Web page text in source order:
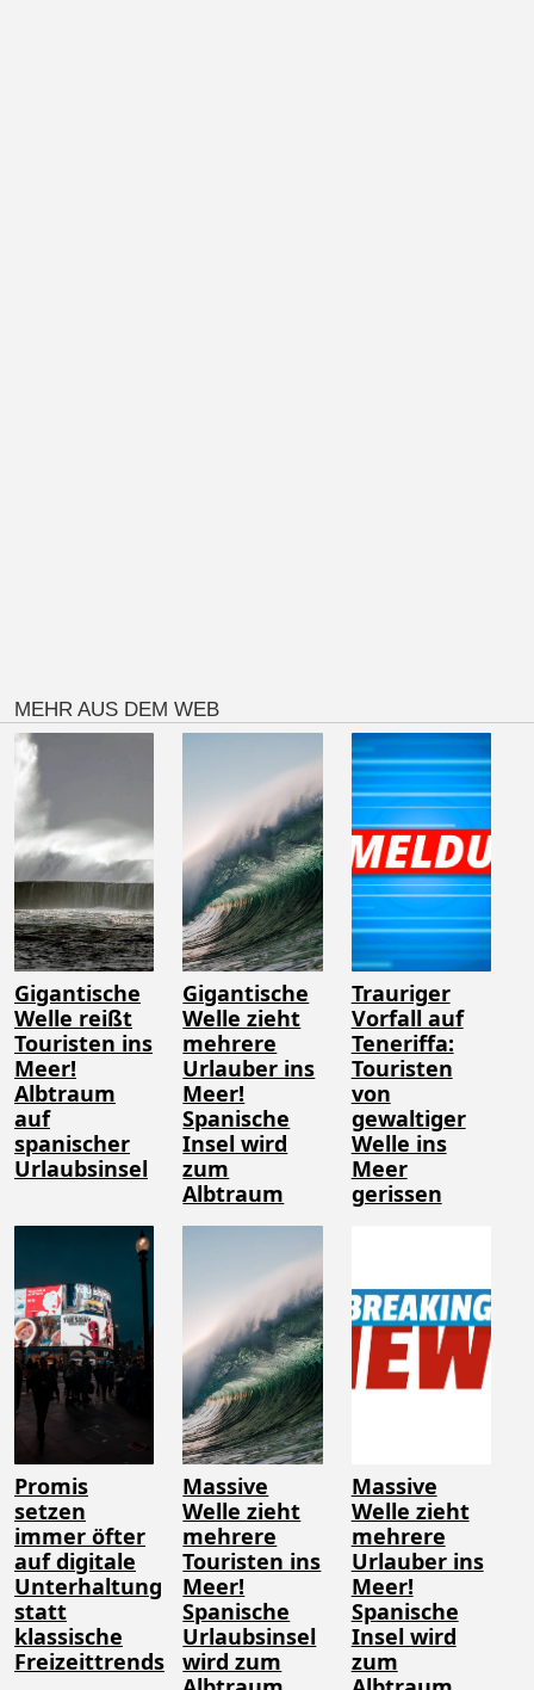
MEHR AUS DEM WEB
Gigantische
Welle reißt
Touristen ins
Meer!
Albtraum
auf
spanischer
Urlaubsinsel
Gigantische
Welle zieht
mehrere
Urlauber ins
Meer!
Spanische
Insel wird
zum
Albtraum
Trauriger
Vorfall auf
Teneriffa:
Touristen
von
gewaltiger
Welle ins
Meer
gerissen
Promis
setzen
immer öfter
auf digitale
Unterhaltung
statt
klassische
Freizeittrends
Massive
Welle zieht
mehrere
Touristen ins
Meer!
Spanische
Urlaubsinsel
wird zum
Massive
Welle zieht
mehrere
Urlauber ins
Meer!
Spanische
Insel wird
zum